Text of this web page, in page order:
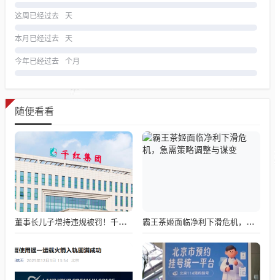
这周已经过去 天
本月已经过去 天
今年已经过去 个月
随便看看
董事长儿子增持违规被罚！千红制药市值128亿，半年净赚2.58亿却踩雷信托5年 霸王茶姬面临净利下滑危机，急需策略调整与谋变